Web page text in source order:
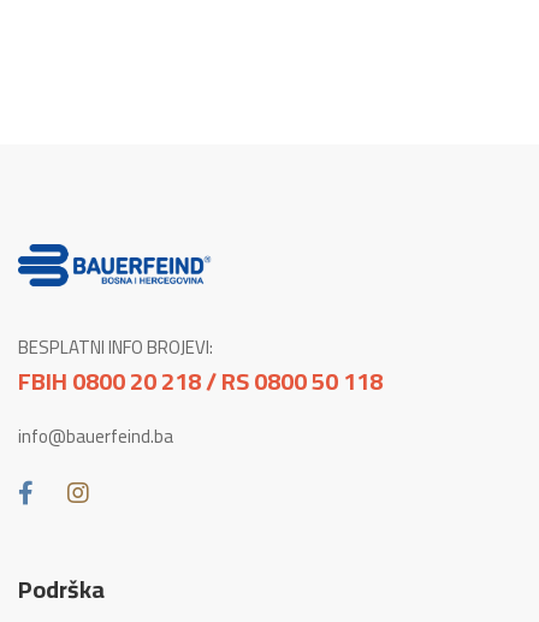
BESPLATNI INFO BROJEVI:
FBIH 0800 20 218 / RS 0800 50 118
info@bauerfeind.ba
Podrška